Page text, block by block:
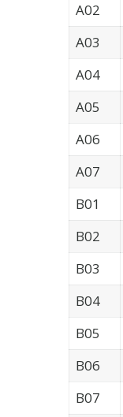
A02
A03
A04
A05
A06
A07
B01
B02
B03
B04
B05
B06
B07